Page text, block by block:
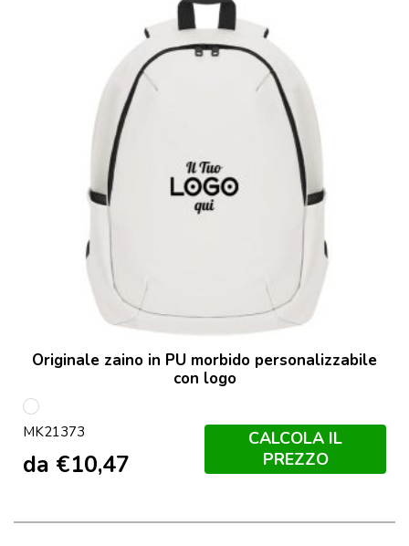
Originale zaino in PU morbido personalizzabile
con logo
Bege
MK21373
da €10,47
CALCOLA IL
PREZZO